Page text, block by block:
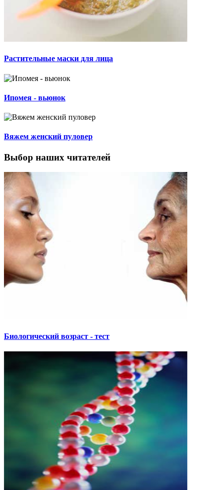
Растительные маски для лица
Ипомея - вьюнок
Вяжем женский пуловер
Выбор наших читателей
Биологический возраст - тест